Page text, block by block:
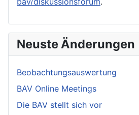
Neuste Änderungen
Beobachtungsauswertung
BAV Online Meetings
Die BAV stellt sich vor